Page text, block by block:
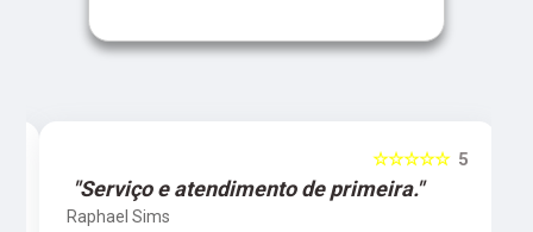
5
☆☆☆☆☆
"Serviço e atendimento de primeira."
Raphael Sims